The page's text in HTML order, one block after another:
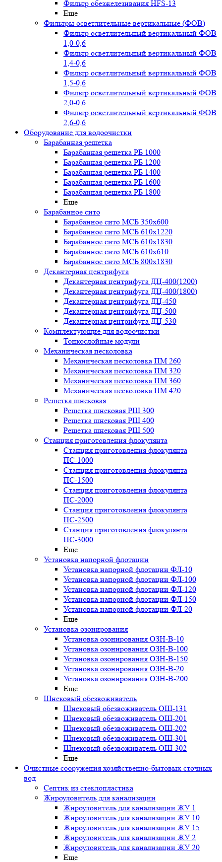
Фильтр обезжелезивания HFS-13
Еще
Фильтры осветлительные вертикальные (ФОВ)
Фильтр осветлительный вертикальный ФОВ
1,0-0,6
Фильтр осветлительный вертикальный ФОВ
1,4-0,6
Фильтр осветлительный вертикальный ФОВ
1,5-0,6
Фильтр осветлительный вертикальный ФОВ
2,0-0,6
Фильтр осветлительный вертикальный ФОВ
2,6-0,6
Оборудование для водоочистки
Барабанная решетка
Барабанная решетка РБ 1000
Барабанная решетка РБ 1200
Барабанная решетка РБ 1400
Барабанная решетка РБ 1600
Барабанная решетка РБ 1800
Еще
Барабанное сито
Барабанное сито МСБ 350x600
Барабанное сито МСБ 610x1220
Барабанное сито МСБ 610x1830
Барабанное сито МСБ 610x610
Барабанное сито МСБ 800x1830
Декантерная центрифуга
Декантерная центрифуга ДЦ-400(1200)
Декантерная центрифуга ДЦ-400(1800)
Декантерная центрифуга ДЦ-450
Декантерная центрифуга ДЦ-500
Декантерная центрифуга ДЦ-530
Комплектующие для водоочистки
Тонкослойные модули
Механическая песколовка
Механическая песколовка ПM 260
Механическая песколовка ПM 320
Механическая песколовка ПM 360
Механическая песколовка ПM 420
Решетка шнековая
Решетка шнековая РШ 300
Решетка шнековая РШ 400
Решетка шнековая РШ 500
Станция приготовления флокулянта
Станция приготовления флокулянта
ПС-1000
Станция приготовления флокулянта
ПС-1500
Станция приготовления флокулянта
ПС-2000
Станция приготовления флокулянта
ПС-2500
Станция приготовления флокулянта
ПС-3000
Еще
Установка напорной флотации
Установка напорной флотации ФЛ-10
Установка напорной флотации ФЛ-100
Установка напорной флотации ФЛ-120
Установка напорной флотации ФЛ-150
Установка напорной флотации ФЛ-20
Еще
Установка озонирования
Установка озонирования ОЗН-В-10
Установка озонирования ОЗН-В-100
Установка озонирования ОЗН-В-150
Установка озонирования ОЗН-В-20
Установка озонирования ОЗН-В-200
Еще
Шнековый обезвоживатель
Шнековый обезвоживатель ОШ-131
Шнековый обезвоживатель ОШ-201
Шнековый обезвоживатель ОШ-202
Шнековый обезвоживатель ОШ-301
Шнековый обезвоживатель ОШ-302
Еще
Очистные сооружения хозяйственно-бытовых сточных
вод
Септик из стеклопластика
Жироуловитель для канализации
Жироуловитель для канализации ЖУ 1
Жироуловитель для канализации ЖУ 10
Жироуловитель для канализации ЖУ 15
Жироуловитель для канализации ЖУ 2
Жироуловитель для канализации ЖУ 20
Еще